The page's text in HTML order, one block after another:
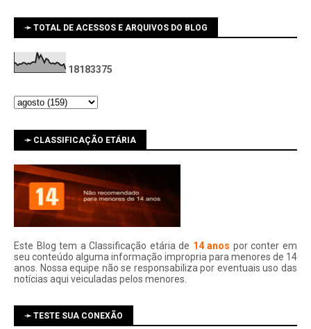
➛ TOTAL DE ACESSOS E ARQUIVOS DO BLOG
1 81 83375
➛ CLASSIFICAÇÃO ETÁRIA
Este Blog tem a Classificação etária de 14 anos por conter em
seu conteúdo alguma informação impropria para menores de 14
anos. Nossa equipe não se responsabiliza por eventuais uso das
notí­cias aqui veiculadas pelos menores.
➛ TESTE SUA CONEXÃO